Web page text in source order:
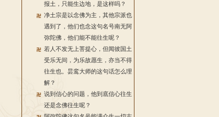
报土，只能生边地，是这样吗？
净土宗是以念佛为主，其他宗派也
遇到了，他们也念这句名号南无阿
弥陀佛，他们能不能往生呢？
若人不发无上菩提心，但闻彼国土
受乐无间，为乐故愿生，亦当不得
往生也。昙鸾大师的这句话怎么理
解？
说到信心的问题，他到底信心往生
还是念佛往生呢？